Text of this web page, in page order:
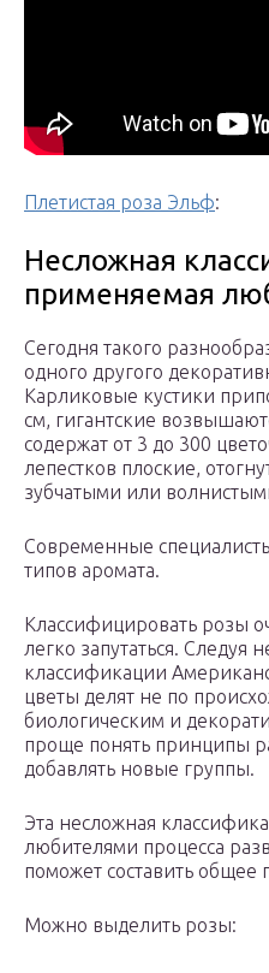
Плетистая роза Эльф:
Несложная
применяемая
Сегодня такого
одного другого
Карликовые кустики
см, гигантские
содержат от 3 до 300
лепестков плоские,
зубчатыми или
Современные
типов аромата.
Классифицировать розы
легко запутаться. Следуя
классификации
цветы делят не по
биологическим и
проще понять принципы
добавлять новые группы.
Эта несложная
любителями процесса
поможет составить общее
Можно выделить розы: